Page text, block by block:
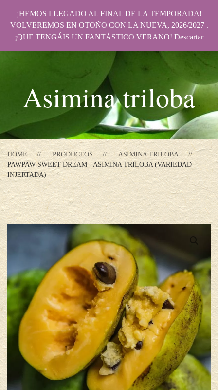
Asimina triloba
HOME PRODUCTOS
ASIMINA TRILOBA
PAWPAW SWEET DREAM - ASIMINA TRILOBA (VARIEDAD
INJERTADA)
¡HEMOS LLEGADO AL FINAL DE LA TEMPORADA!
VOLVEREMOS EN OTOÑO CON LA NUEVA, 2026/2027 .
¡QUE TENGÁIS UN FANTÁSTICO VERANO! Descartar